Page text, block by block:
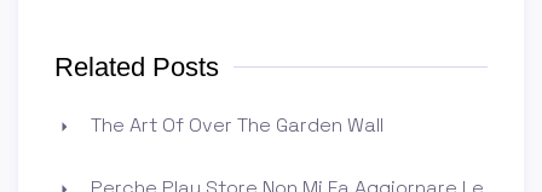
Related Posts
The Art Of Over The Garden Wall